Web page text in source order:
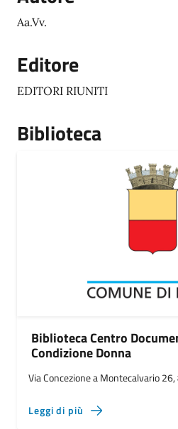
Aa.Vv.
Editore
EDITORI RIUNITI
Biblioteca
Biblioteca Centro
Condizione Donna
Via Concezione a Montecalvario
Leggi di più